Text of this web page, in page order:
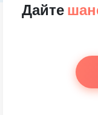
Дайте